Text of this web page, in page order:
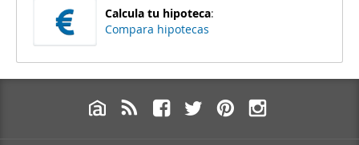
Calcula tu hipoteca:
Compara hipotecas